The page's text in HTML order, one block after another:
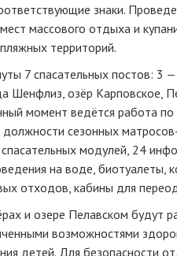
знаки.
массового отдыха и
территорий.
7 спасательных постов: 3
Шенфлиз, озёр Карповское,
момент ведётся работа
сезонных
модулей, 24
на воде, биотуалеты,
отходов, кабины для
и озере Пелавском будут
возможностями
детей. Для безопасности